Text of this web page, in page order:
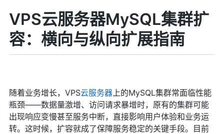
VPS云服务器MySQL集群扩
容：横向与纵向扩展指南
随着业务增长，VPS云服务器上的MySQL集群常面临性能
瓶颈——数据量激增、访问请求暴增时，原有的集群可能
出现响应变慢甚至服务中断，直接影响用户体验和业务运
转。这时候，扩容就成了保障服务稳定的关键手段。目前